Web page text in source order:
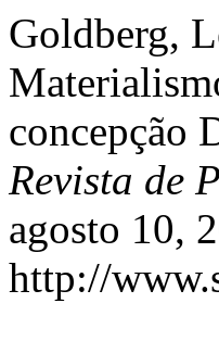
Goldberg,
concepção
Revista de
agosto 10,
http://